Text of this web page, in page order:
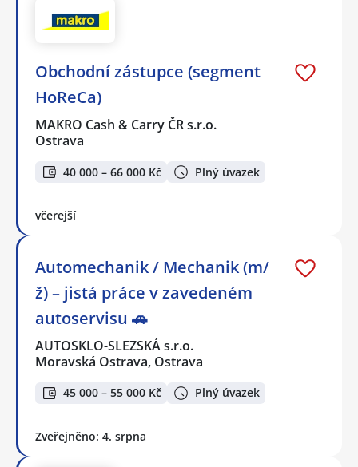
Obchodní zástupce (segment
HoReCa)
MAKRO Cash & Carry ČR s.r.o.
Ostrava
40 000 – 66 000 Kč Plný úvazek
včerejší
Automechanik / Mechanik (m/
ž) – jistá práce v zavedeném
autoservisu 🚗
AUTOSKLO-SLEZSKÁ s.r.o.
Moravská Ostrava, Ostrava
45 000 – 55 000 Kč Plný úvazek
Zveřejněno: 4. srpna